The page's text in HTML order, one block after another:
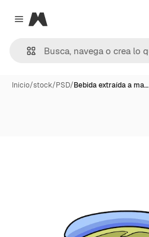
Close menu
Magnific
Inicio/stock/PSD/Bebida extraída a ma…